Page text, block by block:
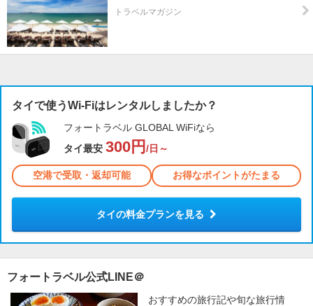
トラベルマガジン
タイで使うWi-Fiはレンタルしましたか？
フォートラベル GLOBAL WiFiなら
タイ最安 300円 /日～
空港で受取・返却可能 お得なポイントがたまる
タイの料金プランを見る
フォートラベル公式LINE＠
おすすめの旅行記や旬な旅行情